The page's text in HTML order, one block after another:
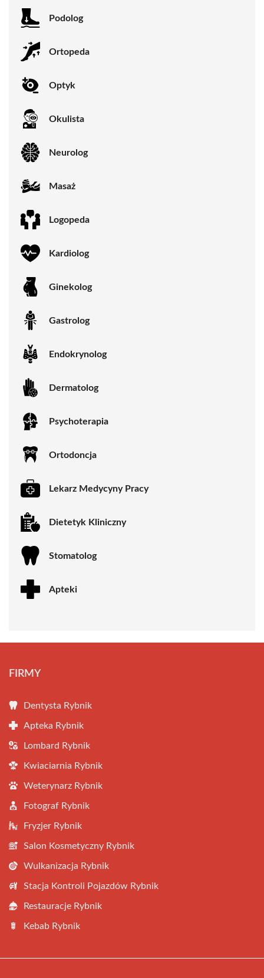
Podolog
Ortopeda
Optyk
Okulista
Neurolog
Masaż
Logopeda
Kardiolog
Ginekolog
Gastrolog
Endokrynolog
Dermatolog
Psychoterapia
Ortodoncja
Lekarz Medycyny Pracy
Dietetyk Kliniczny
Stomatolog
Apteki
FIRMY
Dentysta Rybnik
Apteka Rybnik
Lombard Rybnik
Kwiaciarnia Rybnik
Weterynarz Rybnik
Fotograf Rybnik
Fryzjer Rybnik
Salon Kosmetyczny Rybnik
Wulkanizacja Rybnik
Stacja Kontroli Pojazdów Rybnik
Restauracje Rybnik
Kebab Rybnik